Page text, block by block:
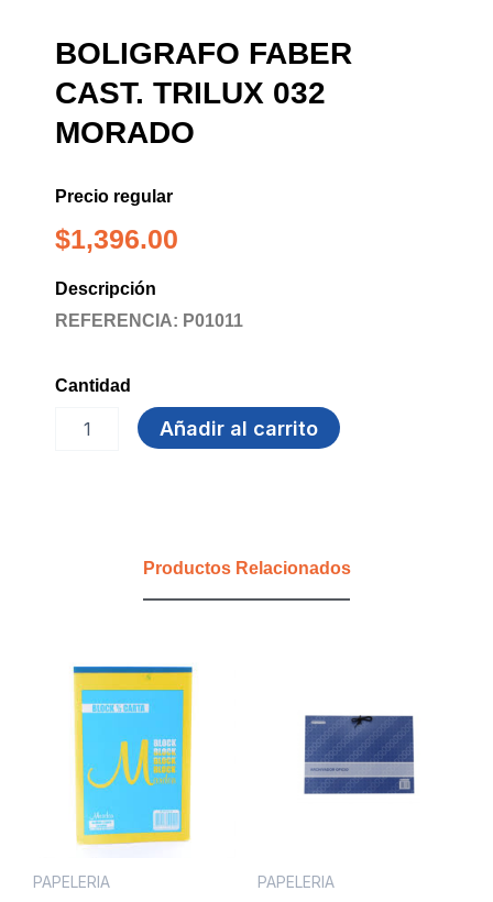
BOLIGRAFO FABER
CAST. TRILUX 032
MORADO
Precio regular
$1,396.00
Descripción
REFERENCIA: P01011
Cantidad
FABER
Añadir al carrito
Productos Relacionados
PAPELERIA PAPELERIA